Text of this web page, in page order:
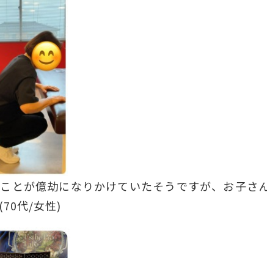
とが億劫になりかけていたそうですが、お子さ
代/女性)